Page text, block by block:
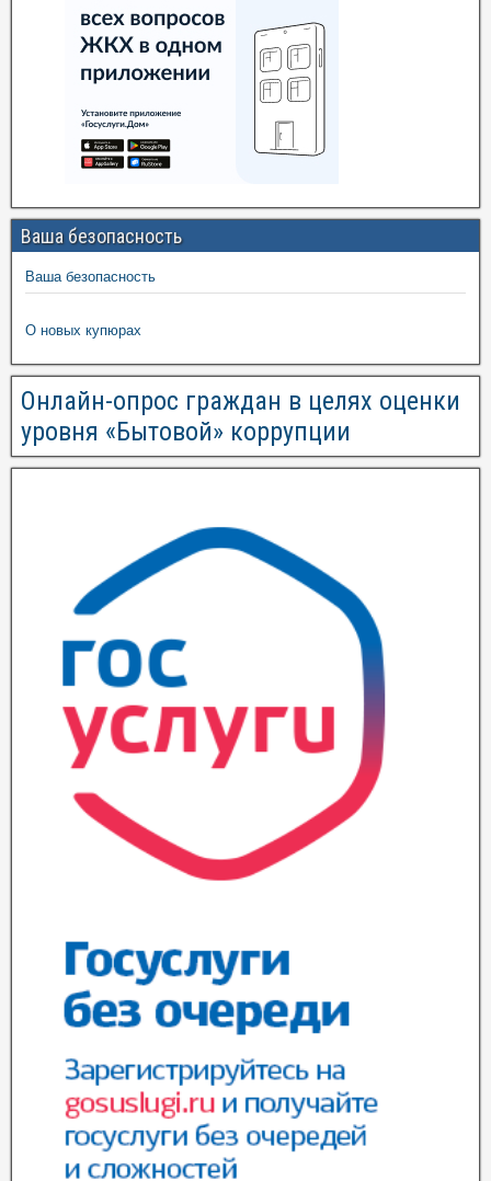
Ваша безопасность
Ваша безопасность
О новых купюрах
Онлайн-опрос граждан в целях оценки
уровня «Бытовой» коррупции